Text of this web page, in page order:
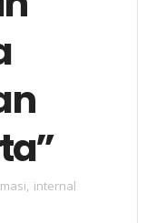
, internal